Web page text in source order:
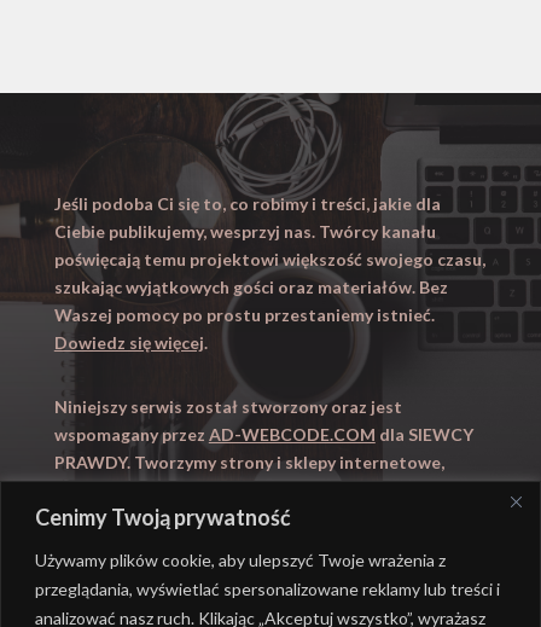
Cenimy Twoją prywatność
Używamy plików cookie, aby ulepszyć Twoje wrażenia z
przeglądania, wyświetlać spersonalizowane reklamy lub treści i
analizować nasz ruch. Klikając „Akceptuj wszystko”, wyrażasz
Jeśli podoba Ci się to, co robimy i treści, jakie dla
Ciebie publikujemy, wesprzyj nas. Twórcy kanału
poświęcają temu projektowi większość swojego czasu,
szukając wyjątkowych gości oraz materiałów. Bez
Waszej pomocy po prostu przestaniemy istnieć.
Dowiedz się więcej.
Niniejszy serwis został stworzony oraz jest
wspomagany przez AD-WEBCODE.COM dla SIEWCY
PRAWDY. Tworzymy strony i sklepy internetowe,
Zapraszamy takze naWYUCZENI.PL